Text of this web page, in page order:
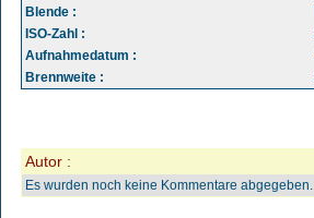
Blende :
ISO-Zahl :
Aufnahmedatum :
Brennweite :
Autor :
Es wurden noch keine Kommentare abgegeben.